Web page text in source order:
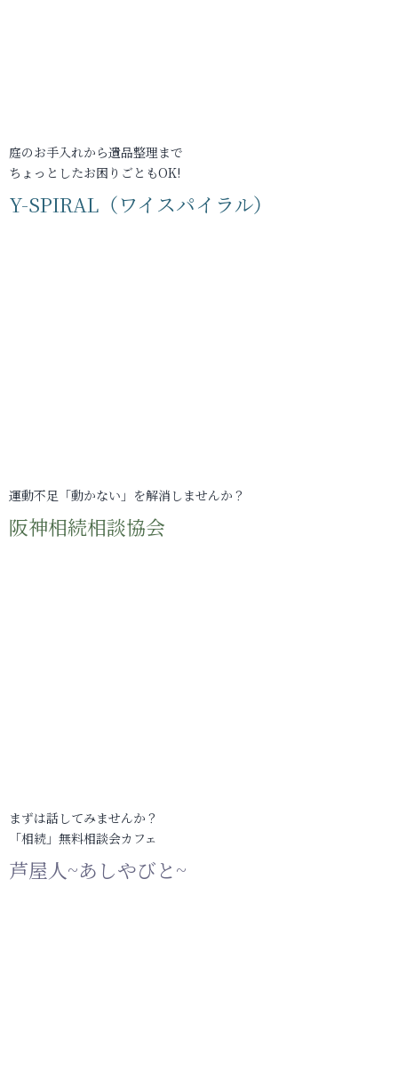
庭のお手入れから遺品整理まで
ちょっとしたお困りごともOK!
Y-SPIRAL（ワイスパイラル）
運動不足「動かない」を解消しませんか？
阪神相続相談協会
まずは話してみませんか？
「相続」無料相談会カフェ
芦屋人~あしやびと~